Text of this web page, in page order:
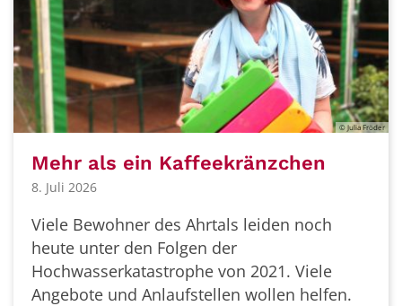
© Julia Fröder
Mehr als ein Kaffeekränzchen
8. Juli 2026
Viele Bewohner des Ahrtals leiden noch
heute unter den Folgen der
Hochwasserkatastrophe von 2021. Viele
Angebote und Anlaufstellen wollen helfen.